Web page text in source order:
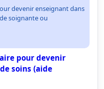
devenir enseignant dans
soignante ou
pour devenir
soins (aide